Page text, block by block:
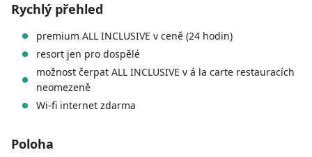
Rychlý přehled
premium ALL INCLUSIVE v ceně (24 hodin)
resort jen pro dospělé
možnost čerpat ALL INCLUSIVE v á la carte restauracích
neomezeně
Wi-fi internet zdarma
Poloha